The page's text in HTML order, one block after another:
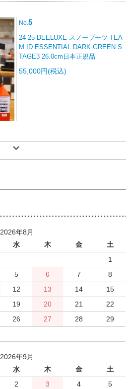
No.5
24-25 DEELUXE スノーブーツ TEA
M ID ESSENTIAL DARK GREEN S
TAGE3 26.0cm日本正規品
55,000円(税込)
2026年8月
水 木 金
土
1
5 6 7
8
12 13 14
15
19 20 21
22
26 27 28
29
2026年9月
水 木 金
土
2 3 4
5